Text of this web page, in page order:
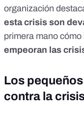
organización
esta crisis son
primera mano
empeoran las
Los
contra la